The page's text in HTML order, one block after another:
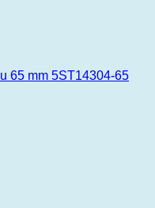
65 mm 5ST14304-65